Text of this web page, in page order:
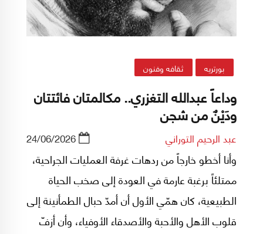
بورتريه ثقافه وفنون
وداعاً عبدالله التغزري.. مكالمتان فائتتان
ودَيْنٌ من شجن
عبد الرحيم التوراني 24/06/2026
وأنا أخطو خارجاً من ردهات غرفة العمليات الجراحية،
ممتلئاً برغبة عارمة في العودة إلى صخب الحياة
الطبيعية، كان همّي الأول أن أمدّ حبال الطمأنينة إلى
قلوب الأهل والأحبة والأصدقاء الأوفياء، وأن أزفّ